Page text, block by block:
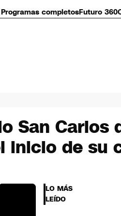
completosFuturo 360
San
inicio de su
LO MÁS
LEÍDO